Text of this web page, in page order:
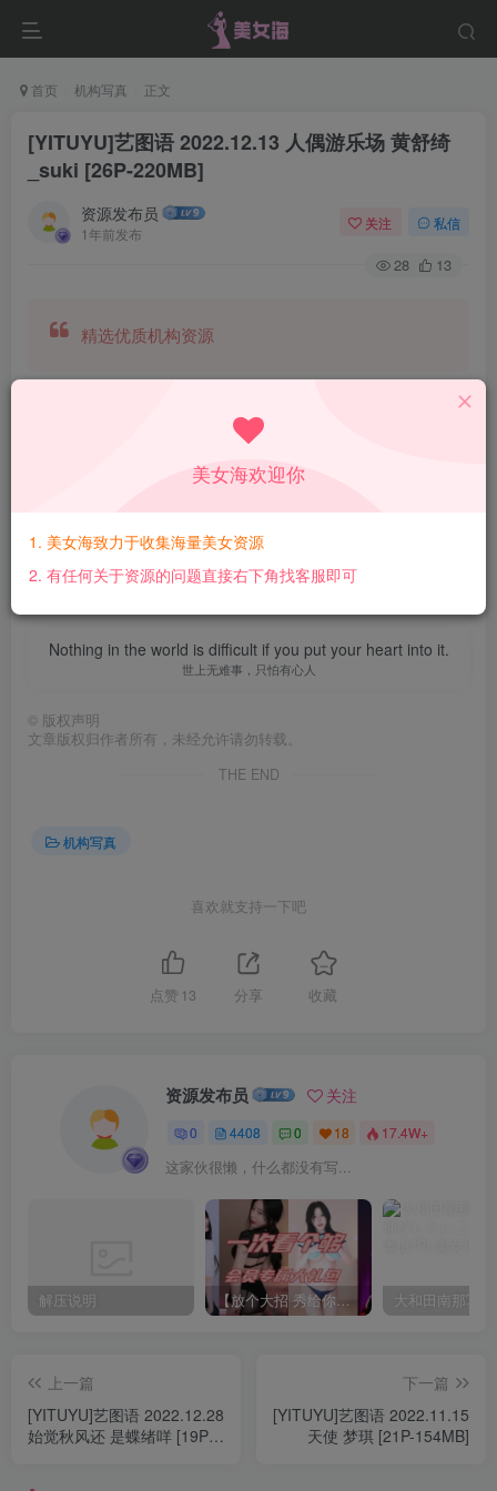
首页 机构写真 正文
[YITUYU]艺图语 2022.12.13 人偶游乐场 黄舒绮
_suki [26P-220MB]
资源发布员
1年前发布
关注 私信
28 13
精选优质机构资源
KD0UdEKiNCU76gM2vM2A?pwd=8nb7 【提取码】：
8nb7【解压密码】：bv10ghQs@www.mmtuge.com
Nothing in the world is difficult if you put your heart into it.
世上无难事，只怕有心人
© 版权声明
文章版权归作者所有，未经允许请勿转载。
THE END
机构写真
喜欢就支持一下吧
点赞 13 分享 收藏
资源发布员 关注
0 4408 0 18 17.4W+
这家伙很懒，什么都没有写...
解压说明 【放个大招 秀给你】赞助VIP，全站无限制任意下载巨量福利资源打包！【VIP优惠中】
上一篇
[YITUYU]艺图语 2022.12.28
始觉秋风还 是蝶绪咩 [19P-
下一篇
[YITUYU]艺图语 2022.11.15
天使 梦琪 [21P-154MB]
美女海欢迎你
1. 美女海致力于收集海量美女资源
2. 有任何关于资源的问题直接右下角找客服即可